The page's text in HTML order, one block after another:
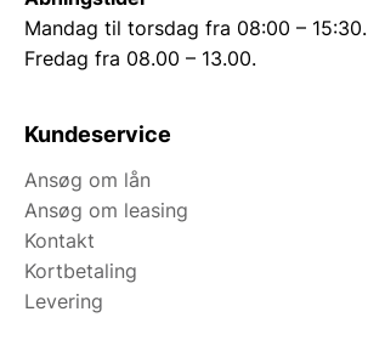
Mandag til torsdag fra 08:00 – 15:30.
Fredag fra 08.00 – 13.00.
Kundeservice
Ansøg om lån
Ansøg om leasing
Kontakt
Kortbetaling
Levering